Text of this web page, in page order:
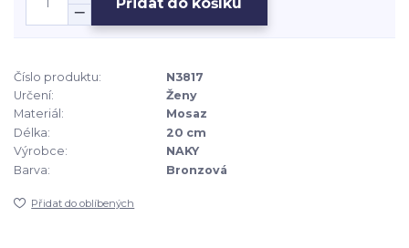
Číslo produktu:
N3817
Určení:
Ženy
Materiál:
Mosaz
Délka:
20 cm
Výrobce:
NAKY
Barva:
Bronzová
Přidat do oblíbených